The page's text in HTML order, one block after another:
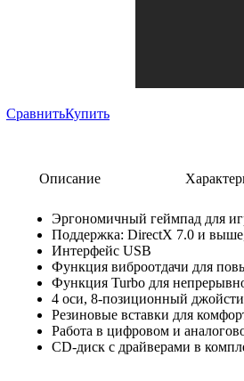
СравнитьКупить
Описание
Эргономичный геймпад для
Поддержка: DirectX 7.0 и
Интерфейс USB
Функция виброотдачи для
Функция Turbo для
4 оси, 8-позиционный
Резиновые вставки для
Работа в цифровом и
CD-диск с драйверами в